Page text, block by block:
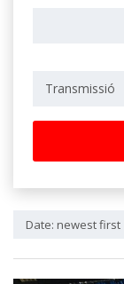
Transmissió
Date: newest first